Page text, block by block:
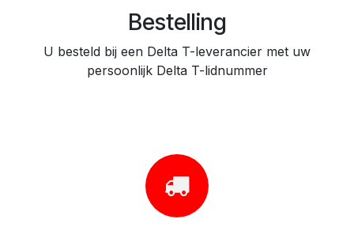
Bestelling
U besteld bij een Delta T-leverancier met uw
persoonlijk Delta T-lidnummer